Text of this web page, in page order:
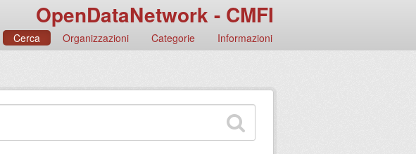
OpenDataNetwork - CMFI
Cerca Organizzazioni Categorie Informazioni